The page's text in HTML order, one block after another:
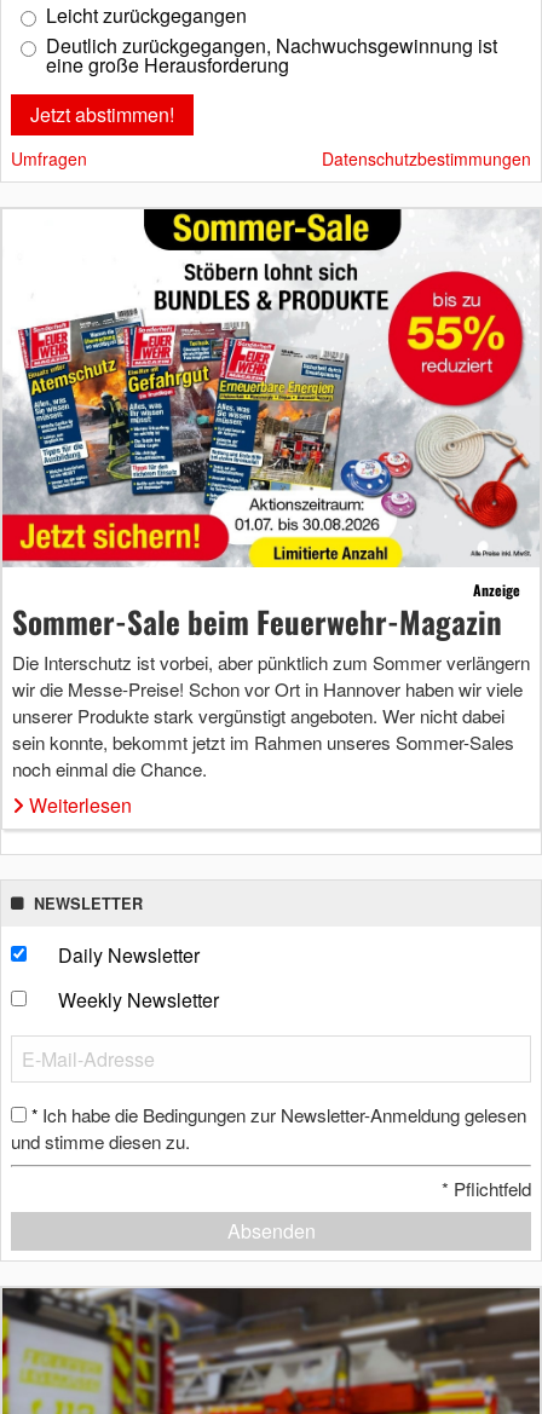
Leicht zurückgegangen
Deutlich zurückgegangen, Nachwuchsgewinnung ist
eine große Herausforderung
Umfragen Datenschutzbestimmungen
Anzeige
Sommer-Sale beim Feuerwehr-Magazin
Die Interschutz ist vorbei, aber pünktlich zum Sommer verlängern
wir die Messe-Preise! Schon vor Ort in Hannover haben wir viele
unserer Produkte stark vergünstigt angeboten. Wer nicht dabei
sein konnte, bekommt jetzt im Rahmen unseres Sommer-Sales
noch einmal die Chance.
Weiterlesen
NEWSLETTER
Daily Newsletter
Weekly Newsletter
* Ich habe die Bedingungen zur Newsletter-Anmeldung gelesen
und stimme diesen zu.
* Pflichtfeld
Absenden